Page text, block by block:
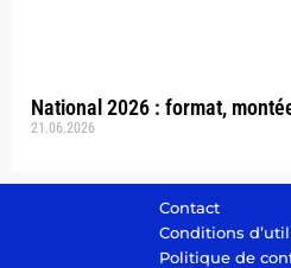
National 2026 : format,
21.06.2026
Contact
Conditions
Politique de